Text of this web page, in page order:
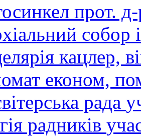
прот.
собор
кацлер,
економ,
рада
радників